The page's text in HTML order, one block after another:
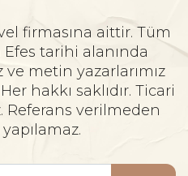
firmasına aittir. Tüm
tarihi alanında
metin yazarlarımız
hakkı saklıdır. Ticari
Referans verilmeden